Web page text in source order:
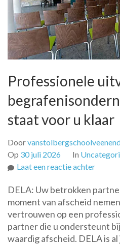
Professionele
staat voor u klaar
Door
Op 30 juli 2026 In
Laat een reactie achterop
DELA
staat
voor
DELA: Uw betrokken
moment van afscheid
vertrouwen op een
partner die u ondersteunt
waardig afscheid. DELA is